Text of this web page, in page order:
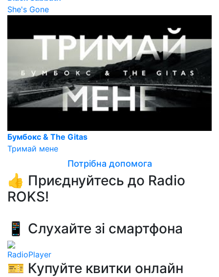
She's Gone
Бумбокс & The Gitas
Тримай мене
Потрібна допомога
👍 Приєднуйтесь до Radio
ROKS!
📱 Слухайте зі смартфона
RadioPlayer
🎫 Купуйте квитки онлайн